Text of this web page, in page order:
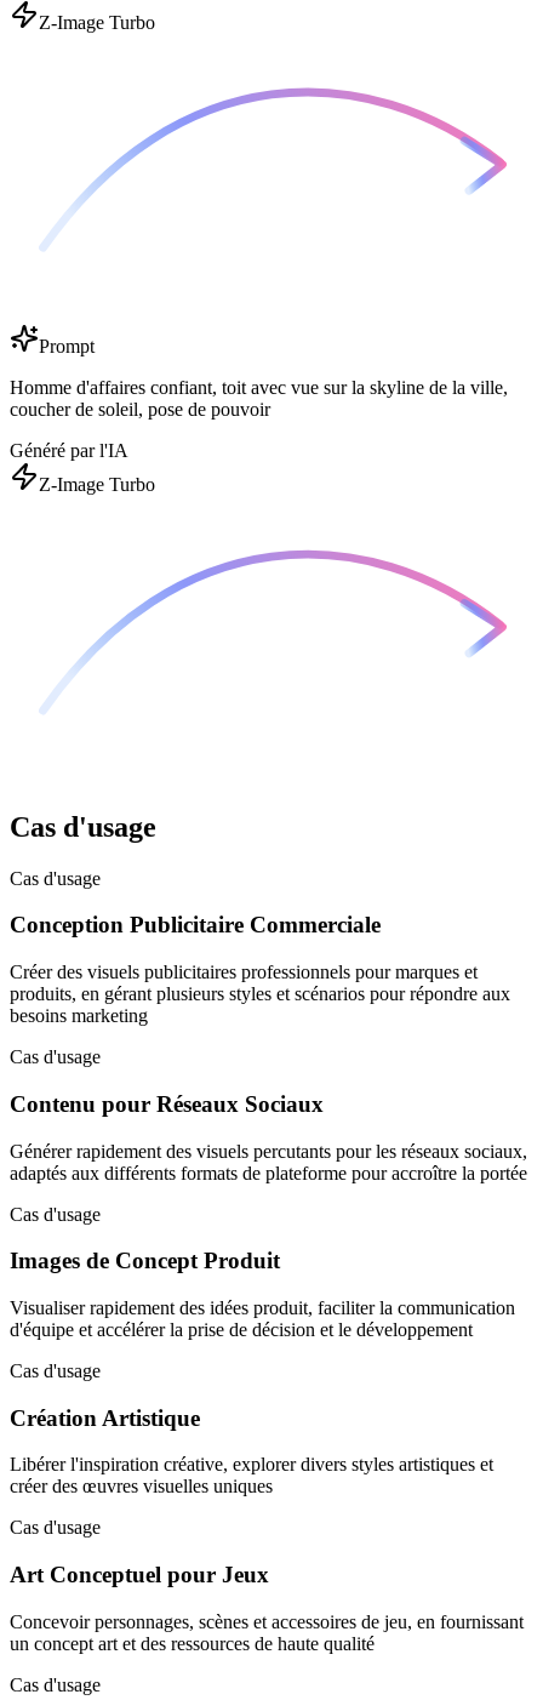
Z-Image Turbo
Prompt
Homme d'affaires confiant, toit avec vue sur la skyline de la ville,
coucher de soleil, pose de pouvoir
Généré par l'IA
Z-Image Turbo
Cas d'usage
Cas d'usage
Conception Publicitaire Commerciale
Créer des visuels publicitaires professionnels pour marques et
produits, en gérant plusieurs styles et scénarios pour répondre aux
besoins marketing
Cas d'usage
Contenu pour Réseaux Sociaux
Générer rapidement des visuels percutants pour les réseaux sociaux,
adaptés aux différents formats de plateforme pour accroître la portée
Cas d'usage
Images de Concept Produit
Visualiser rapidement des idées produit, faciliter la communication
d'équipe et accélérer la prise de décision et le développement
Cas d'usage
Création Artistique
Libérer l'inspiration créative, explorer divers styles artistiques et
créer des œuvres visuelles uniques
Cas d'usage
Art Conceptuel pour Jeux
Concevoir personnages, scènes et accessoires de jeu, en fournissant
un concept art et des ressources de haute qualité
Cas d'usage